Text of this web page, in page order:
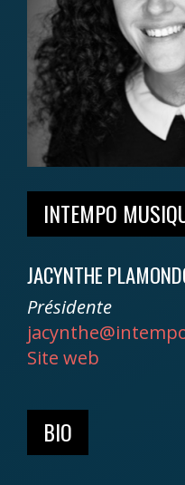
INTEMPO
JACYNTHE
Présidente
Site web
BIO